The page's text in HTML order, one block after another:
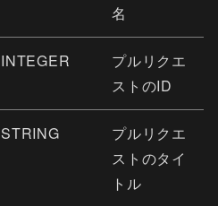
名
INTEGER
プルリクエ
ストのID
STRING
プルリクエ
ストのタイ
トル